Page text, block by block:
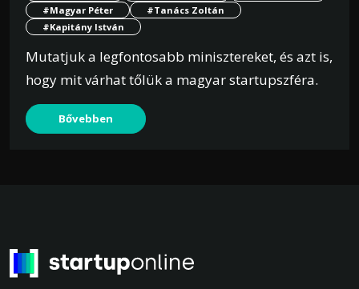
#Magyar Péter
#Tanács Zoltán
#Kapitány István
Mutatjuk a legfontosabb minisztereket, és azt is,
hogy mit várhat tőlük a magyar startupszféra.
Bővebben